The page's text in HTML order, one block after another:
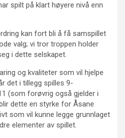
spilt på klart høyere nivå enn
kan fort bli å få samspillet
valg; vi tror troppen holder
i dette selskapet.
og kvaliteter som vil hjelpe
det i tillegg spilles 9-
(som forøvrig også gjelder i
dette en styrke for Åsane
som vil kunne legge grunnlaget
elementer av spillet.